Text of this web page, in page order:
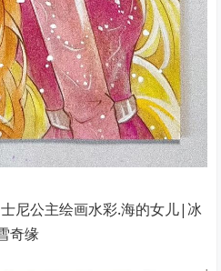
尼公主绘画水彩.海的女儿|冰
奇缘